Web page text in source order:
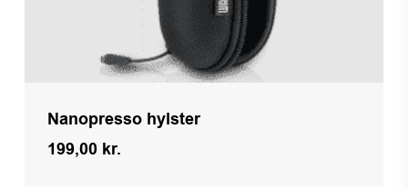
Nanopresso hylster
199,00 kr.